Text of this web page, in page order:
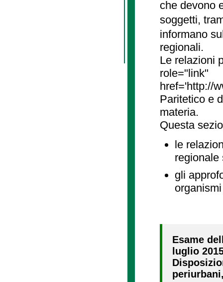
che devono
soggetti,
informano
regionali.
Le relazioni
role="link"
href='http://
Paritetico e
materia.
Questa
le
regionale
gli
Esame
luglio